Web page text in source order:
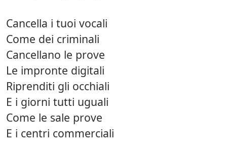
Cancella i tuoi vocali
Come dei criminali
Cancellano le prove
Le impronte digitali
Riprenditi gli occhiali
E i giorni tutti uguali
Come le sale prove
E i centri commerciali